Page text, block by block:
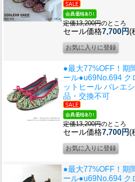
定価13,200円のところ
セール価格7,700円 (
●最大77%OFF！期
ール●u69No.694 ク
ットヒール バレエ
品・交換不可
定価13,200円のところ
セール価格7,700円 (
●最大77%OFF！期
ール●u69No.694 ク